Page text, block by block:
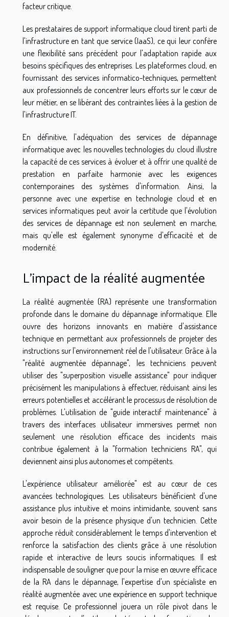
facteur critique.
Les prestataires de support informatique cloud tirent parti de
l'infrastructure en tant que service (IaaS), ce qui leur confère
une flexibilité sans précédent pour l'adaptation rapide aux
besoins spécifiques des entreprises. Les plateformes cloud, en
fournissant des services informatico-techniques, permettent
aux professionnels de concentrer leurs efforts sur le cœur de
leur métier, en se libérant des contraintes liées à la gestion de
l'infrastructure IT.
En définitive, l'adéquation des services de dépannage
informatique avec les nouvelles technologies du cloud illustre
la capacité de ces services à évoluer et à offrir une qualité de
prestation en parfaite harmonie avec les exigences
contemporaines des systèmes d'information. Ainsi, la
personne avec une expertise en technologie cloud et en
services informatiques peut avoir la certitude que l'évolution
des services de dépannage est non seulement en marche,
mais qu'elle est également synonyme d'efficacité et de
modernité.
L'impact de la réalité augmentée
La réalité augmentée (RA) représente une transformation
profonde dans le domaine du dépannage informatique. Elle
ouvre des horizons innovants en matière d'assistance
technique en permettant aux professionnels de projeter des
instructions sur l'environnement réel de l'utilisateur. Grâce à la
"réalité augmentée dépannage", les techniciens peuvent
utiliser des "superposition visuelle assistance" pour indiquer
précisément les manipulations à effectuer, réduisant ainsi les
erreurs potentielles et accélérant le processus de résolution de
problèmes. L'utilisation de "guide interactif maintenance" à
travers des interfaces utilisateur immersives permet non
seulement une résolution efficace des incidents mais
contribue également à la "formation techniciens RA", qui
deviennent ainsi plus autonomes et compétents.
L'expérience utilisateur améliorée" est au cœur de ces
avancées technologiques. Les utilisateurs bénéficient d'une
assistance plus intuitive et moins intimidante, souvent sans
avoir besoin de la présence physique d'un technicien. Cette
approche réduit considérablement le temps d'intervention et
renforce la satisfaction des clients grâce à une résolution
rapide et interactive de leurs soucis informatiques. Il est
indispensable de souligner que pour la mise en œuvre efficace
de la RA dans le dépannage, l'expertise d'un spécialiste en
réalité augmentée avec une expérience en support technique
est requise. Ce professionnel jouera un rôle pivot dans le